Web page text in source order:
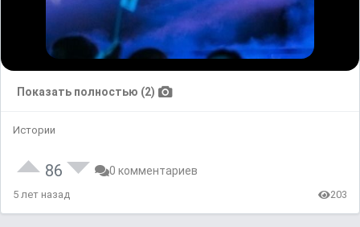
Показать полностью (2)
Истории
86 0 комментариев
5 лет назад 203